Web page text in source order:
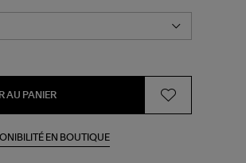
AU PANIER
EN BOUTIQUE